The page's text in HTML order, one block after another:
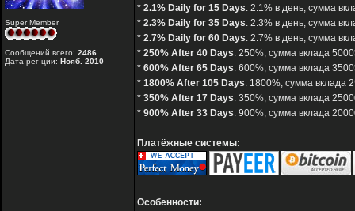
Super Member
Сообщений всего: 2486
Дата рег-ции: Нояб. 2010
* 2.1% Daily for 15 Days: 2.1% в день, сумма
* 2.3% Daily for 35 Days: 2.3% в день, сумма
* 2.7% Daily for 60 Days: 2.7% в день, сумма
* 250% After 40 Days: 250%, сумма вклада
* 600% After 65 Days: 600%, сумма вклада
* 1800% After 105 Days: 1800%, сумма вклада
* 350% After 17 Days: 350%, сумма вклада
* 900% After 33 Days: 900%, сумма вклада
Платёжные системы:
Особенности: